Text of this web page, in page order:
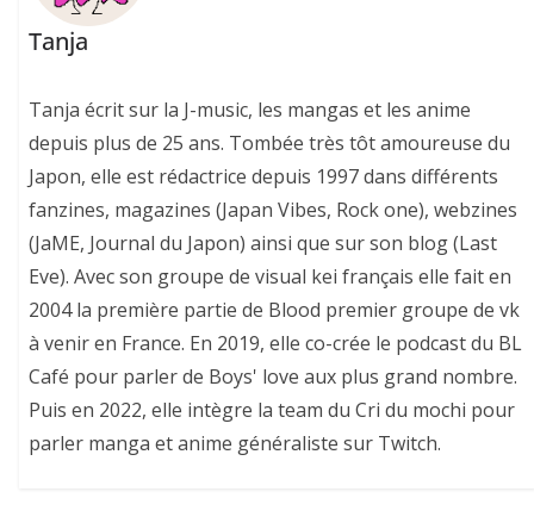
Tanja
Tanja écrit sur la J-music, les mangas et les anime
depuis plus de 25 ans. Tombée très tôt amoureuse du
Japon, elle est rédactrice depuis 1997 dans différents
fanzines, magazines (Japan Vibes, Rock one), webzines
(JaME, Journal du Japon) ainsi que sur son blog (Last
Eve). Avec son groupe de visual kei français elle fait en
2004 la première partie de Blood premier groupe de vk
à venir en France. En 2019, elle co-crée le podcast du BL
Café pour parler de Boys' love aux plus grand nombre.
Puis en 2022, elle intègre la team du Cri du mochi pour
parler manga et anime généraliste sur Twitch.